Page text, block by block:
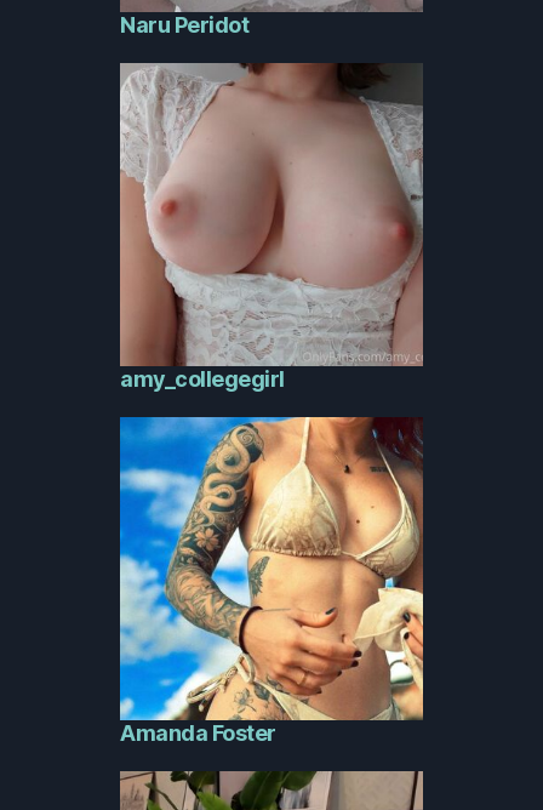
Naru Peridot
amy_collegegirl
Amanda Foster